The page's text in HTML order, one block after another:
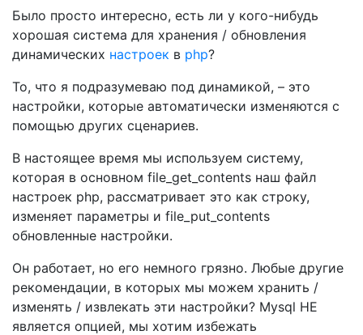
Было просто интересно, есть ли у кого-нибудь
хорошая система для хранения / обновления
динамических настроек в php?
То, что я подразумеваю под динамикой, – это
настройки, которые автоматически изменяются с
помощью других сценариев.
В настоящее время мы используем систему,
которая в основном file_get_contents наш файл
настроек php, рассматривает это как строку,
изменяет параметры и file_put_contents
обновленные настройки.
Он работает, но его немного грязно. Любые другие
рекомендации, в которых мы можем хранить /
изменять / извлекать эти настройки? Mysql НЕ
является опцией, мы хотим избежать